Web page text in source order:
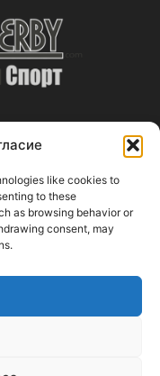
like cookies to
to these
as browsing behavior or
consent, may
изцяло футболна